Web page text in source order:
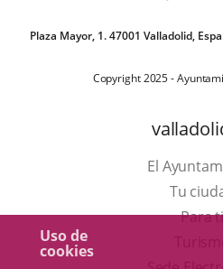
Uso de
cookies
Plaza Mayor, 1. 47001 Valladolid,
Copyright 2025 -
El
Tu
Para ti